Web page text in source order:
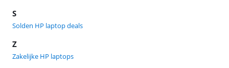
S
Solden HP laptop deals
Z
Zakelijke HP laptops